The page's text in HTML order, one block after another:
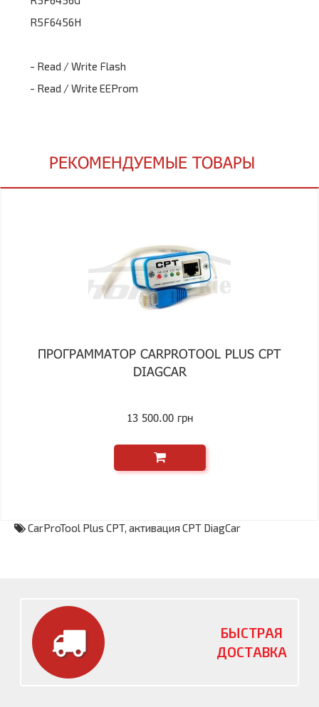
R5F6456H
- Read / Write Flash
- Read / Write EEProm
РЕКОМЕНДУЕМЫЕ ТОВАРЫ
ПРОГРАММАТОР CARPROTOOL PLUS CPT
DIAGCAR
13 500.00 грн
CarProTool Plus CPT, активация CPT DiagCar
БЫСТРАЯ
ДОСТАВКА